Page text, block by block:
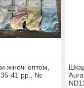
жіночі оптом,
35-41 рр., №